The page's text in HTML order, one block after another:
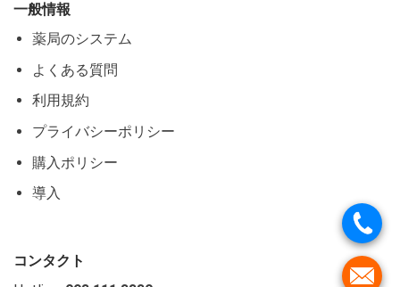
一般情報
薬局のシステム
よくある質問
利用規約
プライバシーポリシー
購入ポリシー
導入
コンタクト